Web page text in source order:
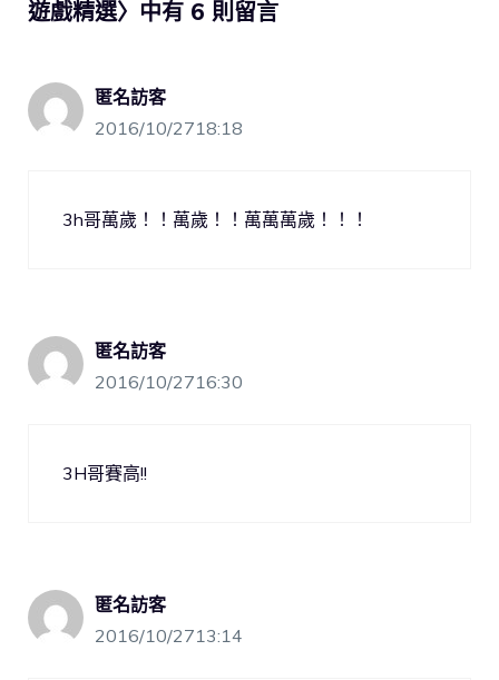
遊戲精選〉中有 6 則留言
匿名訪客
2016/10/2718:18
3h哥萬歲！！萬歲！！萬萬萬歲！！！
匿名訪客
2016/10/2716:30
3H哥賽高!!
匿名訪客
2016/10/2713:14